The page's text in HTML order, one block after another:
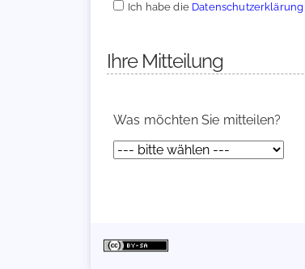
Ich habe die Datenschutzerklärung
Ihre Mitteilung
Was möchten Sie mitteilen?